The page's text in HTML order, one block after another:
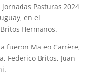
Pasturas 2024
en el
Hermanos.
fueron Mateo Carrère,
Federico Britos, Juan